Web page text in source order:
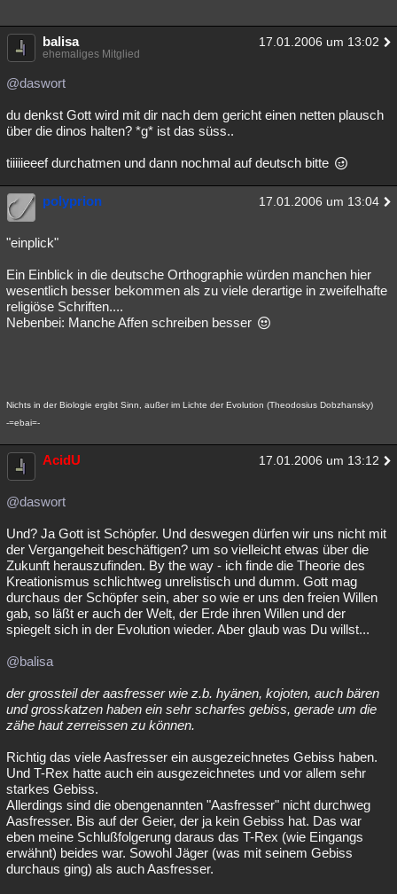
balisa 17.01.2006 um 13:02
ehemaliges Mitglied
@daswort
du denkst Gott wird mit dir nach dem gericht einen netten plausch
über die dinos halten? *g* ist das süss..
tiiiiieeef durchatmen und dann nochmal auf deutsch bitte
polyprion 17.01.2006 um 13:04
"einplick"
Ein Einblick in die deutsche Orthographie würden manchen hier
wesentlich besser bekommen als zu viele derartige in zweifelhafte
religiöse Schriften....
Nebenbei: Manche Affen schreiben besser
Nichts in der Biologie ergibt Sinn, außer im Lichte der Evolution (Theodosius Dobzhansky)
-=ebai=-
AcidU 17.01.2006 um 13:12
@daswort
Und? Ja Gott ist Schöpfer. Und deswegen dürfen wir uns nicht mit
der Vergangeheit beschäftigen? um so vielleicht etwas über die
Zukunft herauszufinden. By the way - ich finde die Theorie des
Kreationismus schlichtweg unrelistisch und dumm. Gott mag
durchaus der Schöpfer sein, aber so wie er uns den freien Willen
gab, so läßt er auch der Welt, der Erde ihren Willen und der
spiegelt sich in der Evolution wieder. Aber glaub was Du willst...
@balisa
der grossteil der aasfresser wie z.b. hyänen, kojoten, auch bären
und grosskatzen haben ein sehr scharfes gebiss, gerade um die
zähe haut zerreissen zu können.
Richtig das viele Aasfresser ein ausgezeichnetes Gebiss haben.
Und T-Rex hatte auch ein ausgezeichnetes und vor allem sehr
starkes Gebiss.
Allerdings sind die obengenannten "Aasfresser" nicht durchweg
Aasfresser. Bis auf der Geier, der ja kein Gebiss hat. Das war
eben meine Schlußfolgerung daraus das T-Rex (wie Eingangs
erwähnt) beides war. Sowohl Jäger (was mit seinem Gebiss
durchaus ging) als auch Aasfresser.